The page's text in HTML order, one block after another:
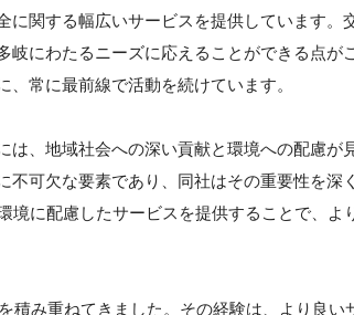
に関する幅広いサービスを提供しています。
岐にわたるニーズに応えることができる点が
常に最前線で活動を続けています。
は、地域社会への深い貢献と環境への配慮が
不可欠な要素であり、同社はその重要性を深
境に配慮したサービスを提供することで、よ
積み重ねてきました。その経験は、より良